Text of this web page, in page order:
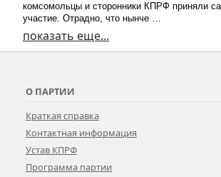
комсомольцы и сторонники КПРФ приняли
участие. Отрадно, что нынче …
показать еще...
О ПАРТИИ
Краткая справка
Контактная информация
Устав КПРФ
Программа партии